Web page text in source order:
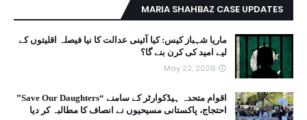
MARIA SHAHBAZ CASE UPDATES
ماریا شہباز کیس: کیا آئینی عدالت کا نیا فیصلہ اقلیتوں کے
لیے امید کی کرن بنے گا؟
May 22, 2026
اقوام متحدہ ہیڈکوارٹر کے سامنے “Save Our Daughters”
احتجاج، پاکستانی مسیحیوں نے انصاف کا مطالبہ کر دیا